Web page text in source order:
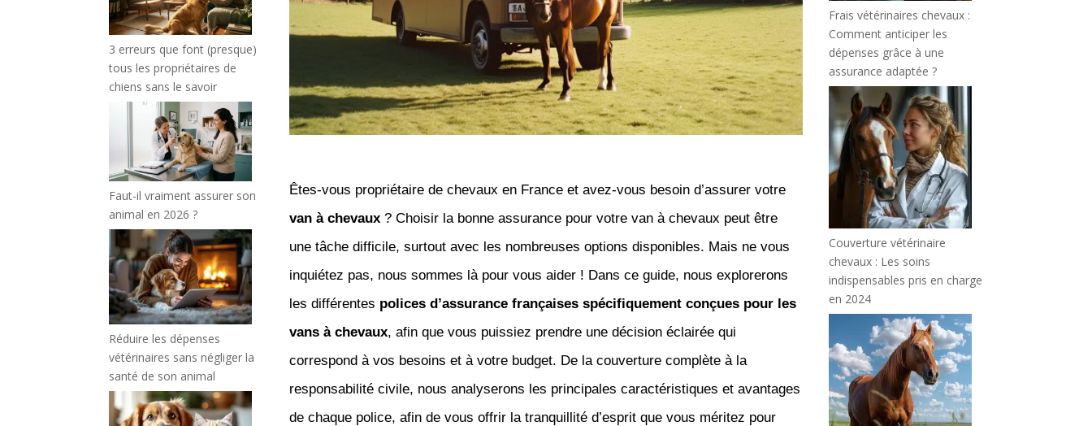
3 erreurs que font (presque)
tous les propriétaires de
chiens sans le savoir
Faut-il vraiment assurer son
animal en 2026 ?
Réduire les dépenses
vétérinaires sans négliger la
santé de son animal
Êtes-vous propriétaire de chevaux en France et avez-vous besoin d’assurer votre
van à chevaux? Choisir la bonne assurance pour votre van à chevaux peut être
une tâche difficile, surtout avec les nombreuses options disponibles. Mais ne vous
inquiétez pas, nous sommes là pour vous aider ! Dans ce guide, nous explorerons
les différentes polices d’assurance françaises spécifiquement conçues pour les
vans à chevaux, afin que vous puissiez prendre une décision éclairée qui
correspond à vos besoins et à votre budget. De la couverture complète à la
responsabilité civile, nous analyserons les principales caractéristiques et avantages
de chaque police, afin de vous offrir la tranquillité d’esprit que vous méritez pour
Frais vétérinaires chevaux :
Comment anticiper les
dépenses grâce à une
assurance adaptée ?
Couverture vétérinaire
chevaux : Les soins
indispensables pris en charge
en 2024